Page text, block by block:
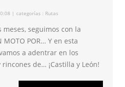
| categorías : Rutas
seguimos con la
MOTO POR… Y en esta
a adentrar en los
de… ¡Castilla y León!